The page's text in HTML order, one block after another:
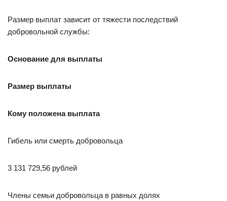
Размер выплат зависит от тяжести последствий
добровольной службы:
Основание для выплаты
Размер выплаты
Кому положена выплата
Гибель или смерть добровольца
3 131 729,56 рублей
Члены семьи добровольца в равных долях